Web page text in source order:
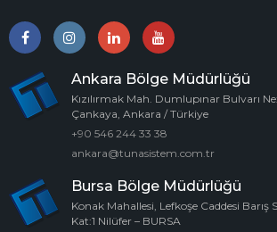
Ankara Bölge Müdürlüğü
Kızılırmak Mah. Dumlupınar Bulvarı
Çankaya, Ankara / Türkiye
+90 546 244 33 38
ankara@tunasistem.com.tr
Bursa Bölge Müdürlüğü
Konak Mahallesi, Lefkoşe Caddesi Barış
Kat:1 Nilüfer – BURSA